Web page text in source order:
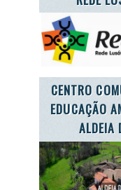
LET'S TAKE CARE OF THE
PLANET